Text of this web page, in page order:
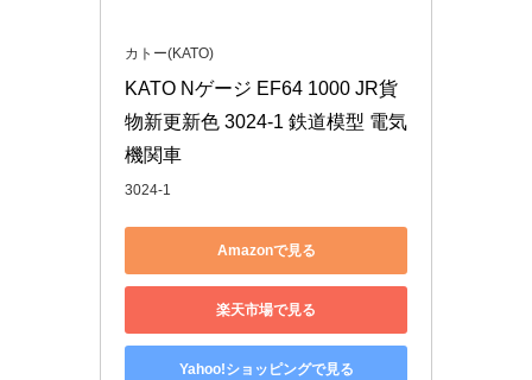
カトー(KATO)
KATO Nゲージ EF64 1000 JR貨
物新更新色 3024-1 鉄道模型 電気
機関車
3024-1
Amazonで見る
楽天市場で見る
Yahoo!ショッピングで見る